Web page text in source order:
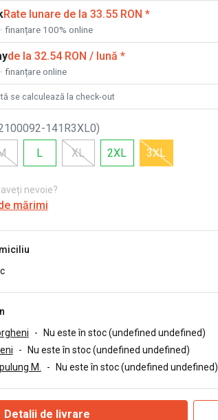
Rate lunare de la 33.55 RON *
finanțare 100% online
de la 32.54 RON / lună *
finanțare online
se calculează la check-out
141R3XL0)
L XL 2XL 3XL
nevoie?
mărimi
-
Nu este în stoc (undefined undefined)
-
Nu este în stoc (undefined undefined)
M.
- Nu este în stoc (undefined undefined)
Detalii de livrare